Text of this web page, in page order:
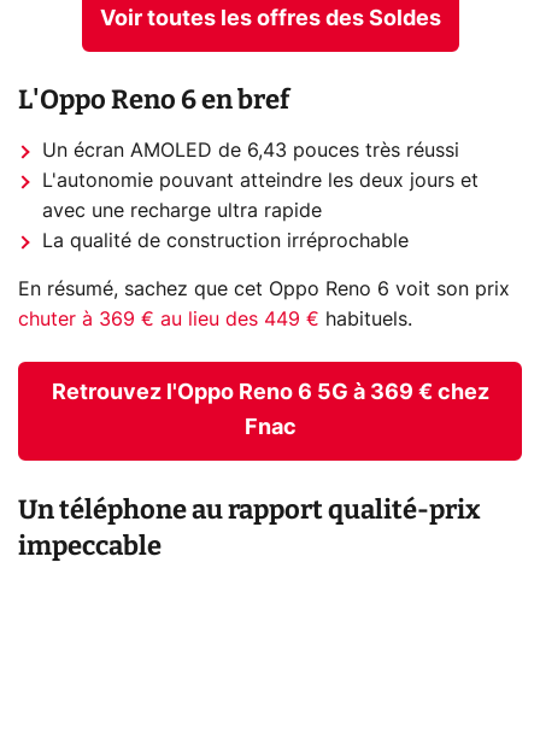
Voir toutes les offres des Soldes
L'Oppo Reno 6 en bref
Un écran AMOLED de 6,43 pouces très réussi
L'autonomie pouvant atteindre les deux jours et
avec une recharge ultra rapide
La qualité de construction irréprochable
En résumé, sachez que cet Oppo Reno 6 voit son prix
chuter à 369 € au lieu des 449 € habituels.
Retrouvez l'Oppo Reno 6 5G à 369 € chez
Fnac
Un téléphone au rapport qualité-prix
impeccable